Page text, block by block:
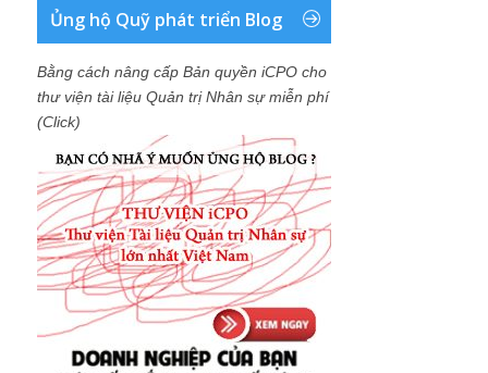
Ủng hộ Quỹ phát triển Blog
Bằng cách nâng cấp Bản quyền iCPO cho
thư viện tài liệu Quản trị Nhân sự miễn phí
(Click)